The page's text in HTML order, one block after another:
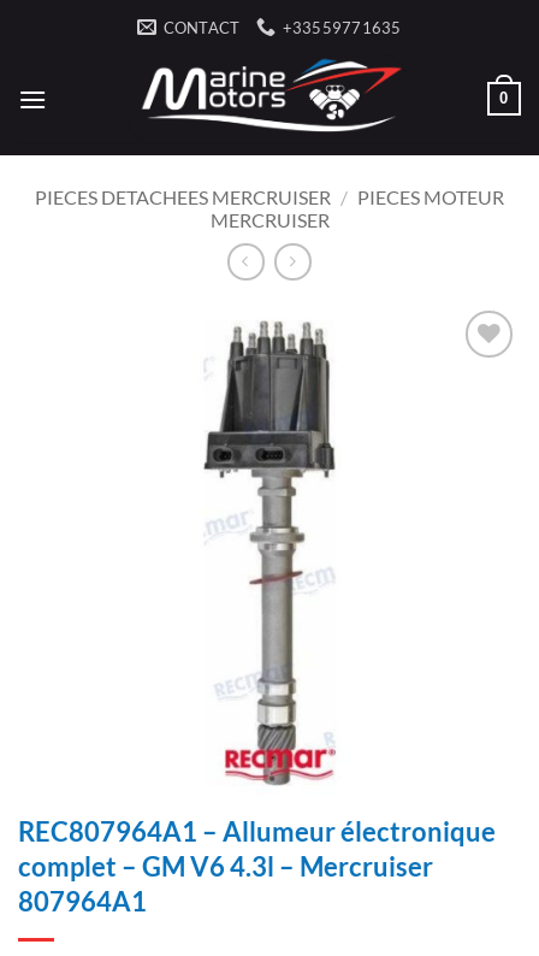
CONTACT +33559771635
0
PIECES DETACHEES MERCRUISER / PIECES MOTEUR
MERCRUISER
REC807964A1 – Allumeur électronique
complet – GM V6 4.3l – Mercruiser
807964A1